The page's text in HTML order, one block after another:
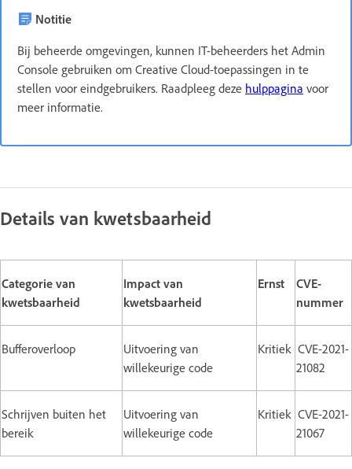
Notitie
Bij beheerde omgevingen, kunnen IT-beheerders het Admin
Console gebruiken om Creative Cloud-toepassingen in te
stellen voor eindgebruikers. Raadpleeg deze hulppagina voor
meer informatie.
Details van kwetsbaarheid
Categorie van
kwetsbaarheid
Impact van
kwetsbaarheid
Ernst
CVE-
nummer
Bufferoverloop
Uitvoering van
willekeurige code
Kritiek CVE-2021-
21082
Schrijven buiten het
bereik
Uitvoering van
willekeurige code
Kritiek CVE-2021-
21067